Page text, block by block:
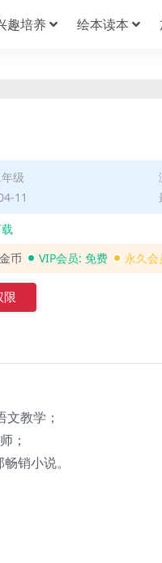
趣培养 绘本读本
级
11
币 VIP会员: 免费 永久会
限
教学；
；
销小说。